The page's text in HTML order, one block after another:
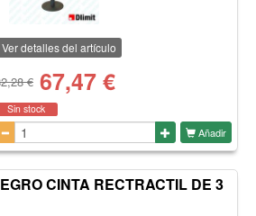
Ver detalles del artículo
€ 67,47€
Sin stock
Añadir
CINTA RECTRACTIL DE 3